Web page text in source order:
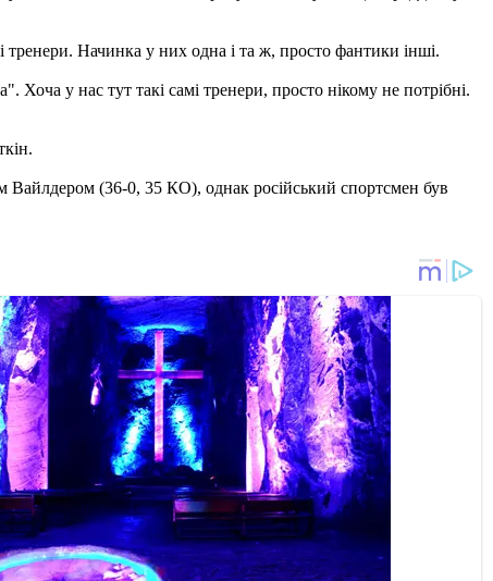
тренери. Начинка у них одна і та ж, просто фантики інші.
у нас тут такі самі тренери, просто нікому не потрібні.
Вайлдером (36-0, 35 КО), однак російський спортсмен був